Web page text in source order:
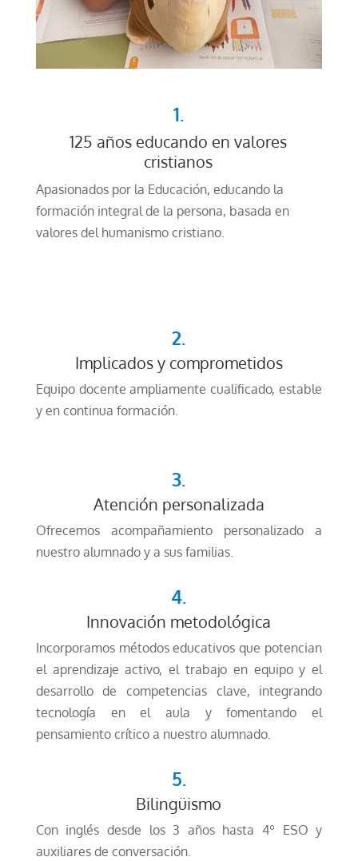
1.
125 años educando en valores
cristianos
Apasionados por la Educación, educando la
formación integral de la persona, basada en
valores del humanismo cristiano.
2.
Implicados y comprometidos
Equipo docente ampliamente cualificado, estable
y en continua formación.
3.
Atención personalizada
Ofrecemos acompañamiento personalizado a
nuestro alumnado y a sus familias.
4.
Innovación metodológica
Incorporamos métodos educativos que potencian
el aprendizaje activo, el trabajo en equipo y el
desarrollo de competencias clave, integrando
tecnología en el aula y fomentando el
pensamiento crítico a nuestro alumnado.
5.
Bilingüismo
Con inglés desde los 3 años hasta 4º ESO y
auxiliares de conversación.